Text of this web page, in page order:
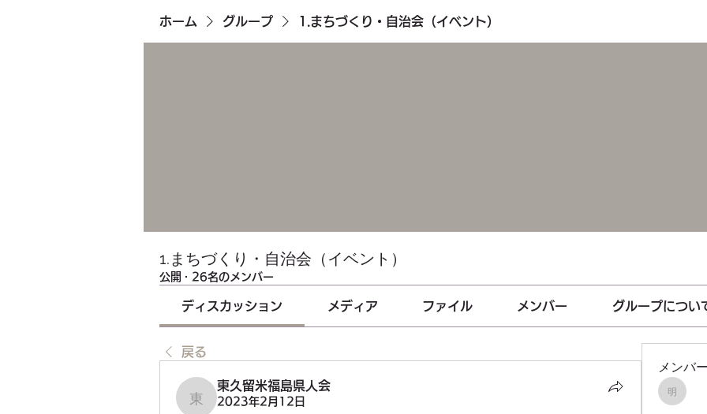
ホーム グループ 1.まちづくり・自治会（イベント）
1.まちづくり・自治会（イベント）
公開 · 26名のメンバー
ディスカッション メディア ファイル メンバー グループについ
戻る
東久留米福島県人会
東久留米福島県人会
2023年2月12日
メンバー
明治大